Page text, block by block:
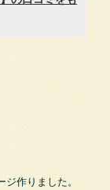
ジ作りました。